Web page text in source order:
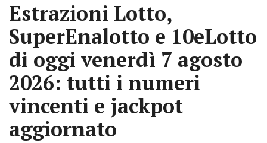
Estrazioni Lotto,
SuperEnalotto e 10eLotto
di oggi venerdì 7 agosto
2026: tutti i numeri
vincenti e jackpot
aggiornato